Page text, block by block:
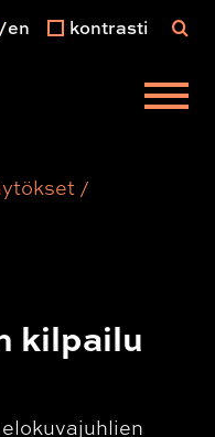
en kontrasti
/
kilpailu